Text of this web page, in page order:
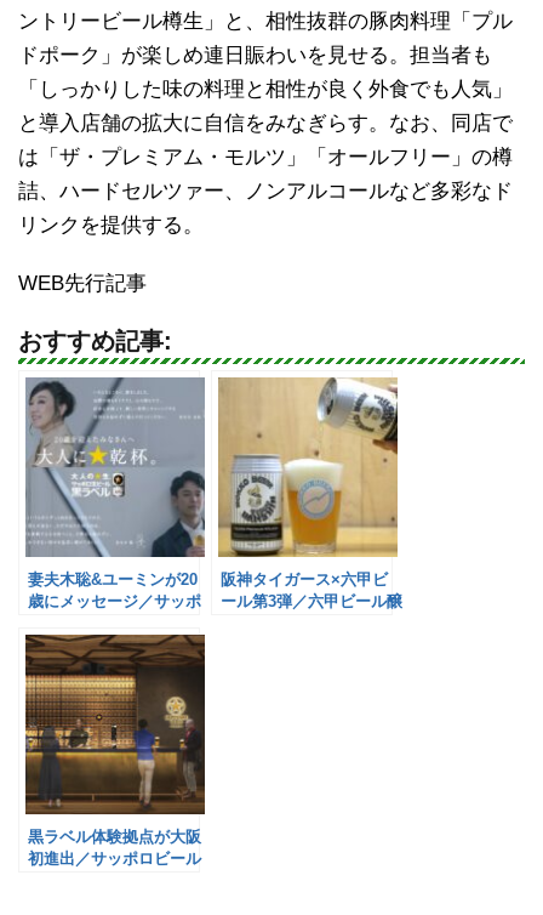
ントリービール樽生」と、相性抜群の豚肉料理「プル
ドポーク」が楽しめ連日賑わいを見せる。担当者も
「しっかりした味の料理と相性が良く外食でも人気」
と導入店舗の拡大に自信をみなぎらす。なお、同店で
は「ザ・プレミアム・モルツ」「オールフリー」の樽
詰、ハードセルツァー、ノンアルコールなど多彩なド
リンクを提供する。
WEB先行記事
おすすめ記事:
妻夫木聡&ユーミンが20
歳にメッセージ／サッポ
阪神タイガース×六甲ビ
ール第3弾／六甲ビール醸
黒ラベル体験拠点が大阪
初進出／サッポロビール